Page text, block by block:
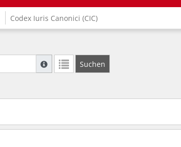
Codex Iuris Canonici (CIC)
Suche mit Platzhalter "*", Bsp. Pfarrer*,
Suchen